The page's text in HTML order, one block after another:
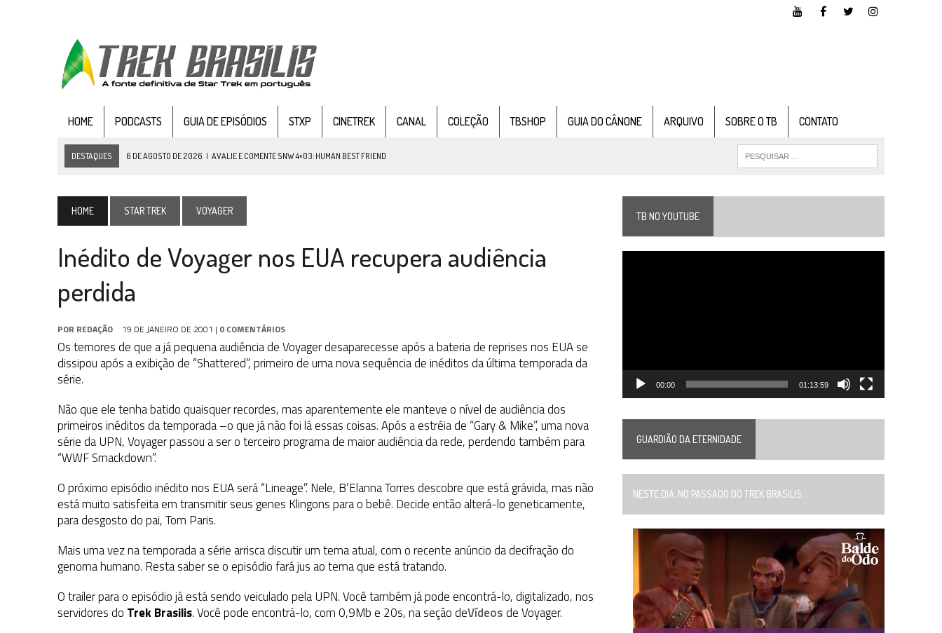
HOME PODCASTS GUIA DE EPISÓDIOS STXP CINETREK CANAL COLEÇÃO TBSHOP GUIA DO CÂNONE ARQUIVO SOBRE O TB CONTATO
DESTAQUES 6 DE AGOSTO DE 2026 | AVALIE E COMENTE SNW 4×03: HUMAN BEST FRIEND
3 DE AGOSTO DE 2026 | VEJA FOTOS DO TERCEIRO EPISÓDIO DA 4ª TEMPORADA DE STRANGE NEW WORDS
3 DE AGOSTO DE 2026 PARAMOUNT E CBS DERRUBAM NOVO VÍDEO DO FILME DE FÃS AXANAR HORAS APÓS ESTREIA
TB AO VIVO | STAR TREK: STRANGE NEW WORLDS – “THE GRIFFIN INCIDENT” (4×02)
1 DE AGOSTO DE 2026
31 DE JULHO DE 2026 BOX DELUXE DO ANO 5 DACOLEÇÃO TREK BRASILIS JÁ DISPONÍVEL EM PRÉ-VENDA!
6 DE AGOSTO DE 2026 | NOVA TEMPORADA DETHE CENTER SEAT, SÉRIE DOCUMENTAL DESTAR TREK, CHEGA EM 8 DE SETEMBRO
HOME STAR TREK VOYAGER
Inédito de Voyager nos EUA recupera audiência
perdida
POR REDAÇÃO 19 DE JANEIRO DE 2001 | 0 COMENTÁRIOS
Os temores de que a já pequena audiência de Voyager desaparecesse após a bateria de reprises nos EUA se
dissipou após a exibição de “Shattered”, primeiro de uma nova sequência de inéditos da última temporada da
série.
Não que ele tenha batido quaisquer recordes, mas aparentemente ele manteve o nível de audiência dos
primeiros inéditos da temporada –o que já não foi lá essas coisas. Após a estréia de “Gary & Mike”, uma nova
série da UPN, Voyager passou a ser o terceiro programa de maior audiência da rede, perdendo também para
“WWF Smackdown”.
O próximo episódio inédito nos EUA será “Lineage”. Nele, B’Elanna Torres descobre que está grávida, mas não
está muito satisfeita em transmitir seus genes Klingons para o bebê. Decide então alterá-lo geneticamente,
para desgosto do pai, Tom Paris.
Mais uma vez na temporada a série arrisca discutir um tema atual, com o recente anúncio da decifração do
genoma humano. Resta saber se o episódio fará jus ao tema que está tratando.
O trailer para o episódio já está sendo veiculado pela UPN. Você também já pode encontrá-lo, digitalizado, nos
servidores do Trek Brasilis. Você pode encontrá-lo, com 0,9Mb e 20s, na seção deVídeosde Voyager.
TB NO YOUTUBE
00:00 01:13:59
GUARDIÃO DA ETERNIDADE
NESTE DIA, NO PASSADO DO TREK BRASILIS...